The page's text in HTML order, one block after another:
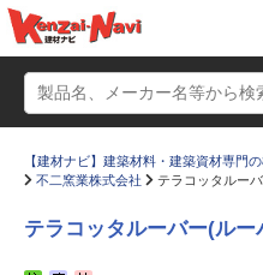
【建材ナビ】建築材料・建築資材専門
不二窯業株式会社
テラコッタルー
テラコッタルーバー(ルー